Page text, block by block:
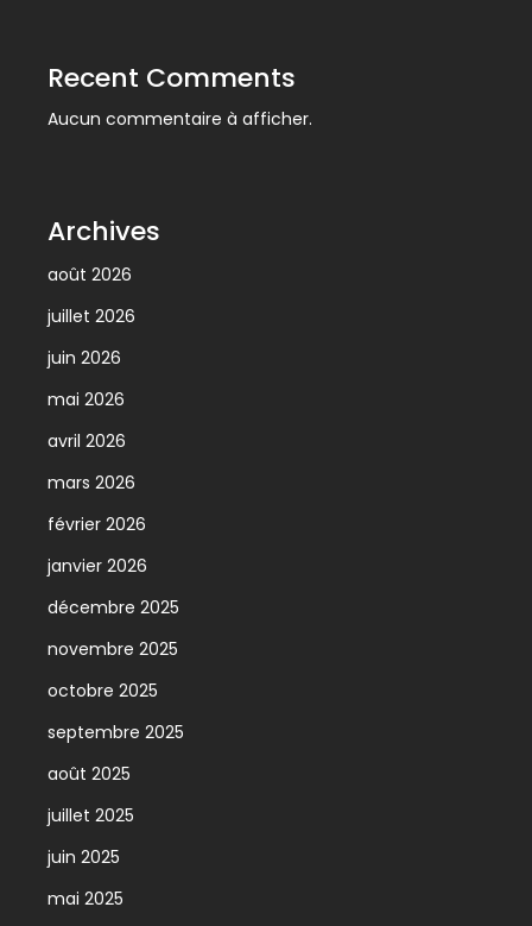
Recent Comments
Aucun commentaire à afficher.
Archives
août 2026
juillet 2026
juin 2026
mai 2026
avril 2026
mars 2026
février 2026
janvier 2026
décembre 2025
novembre 2025
octobre 2025
septembre 2025
août 2025
juillet 2025
juin 2025
mai 2025